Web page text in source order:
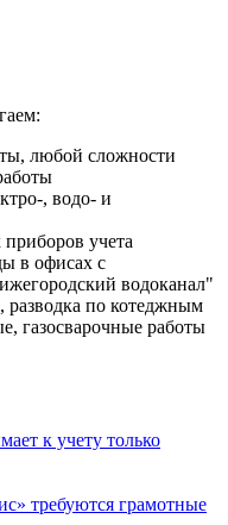
любой сложности
, водо- и
учета
в офисах с
водоканал"
разводка по котеджным
газосварочные работы
к учету только
требуются грамотные